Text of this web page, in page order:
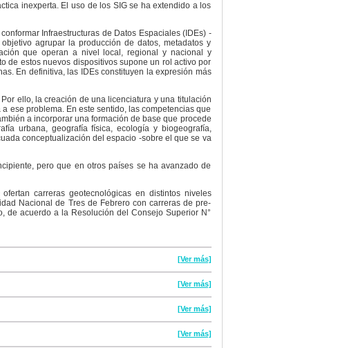
inexperta. El uso de los SIG se ha extendido a los
Infraestructuras de Datos Espaciales (IDEs) -
agrupar la producción de datos, metadatos y
que operan a nivel local, regional y nacional y
de estos nuevos dispositivos supone un rol activo por
En definitiva, las IDEs constituyen la expresión más
ello, la creación de una licenciatura y una titulación
ese problema. En este sentido, las competencias que
a incorporar una formación de base que procede
urbana, geografía física, ecología y biogeografía,
conceptualización del espacio -sobre el que se va
pero que en otros países se ha avanzado de
carreras geotecnológicas en distintos niveles
Nacional de Tres de Febrero con carreras de pre-
de acuerdo a la Resolución del Consejo Superior N°
[Ver más]
[Ver más]
[Ver más]
[Ver más]